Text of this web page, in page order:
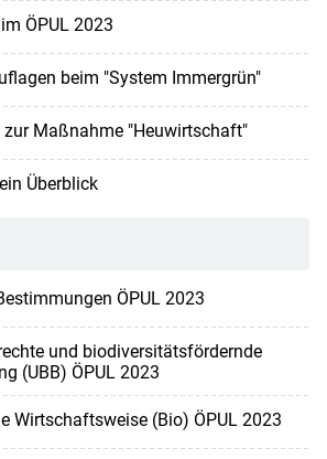
ÖPUL 2023
beim "System Immergrün"
Maßnahme "Heuwirtschaft"
Überblick
ÖPUL 2023
und biodiversitätsfördernde
(UBB) ÖPUL 2023
Wirtschaftsweise (Bio) ÖPUL 2023